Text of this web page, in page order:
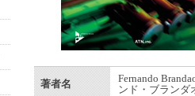
著者名
Fernando
ンド・ブランダ